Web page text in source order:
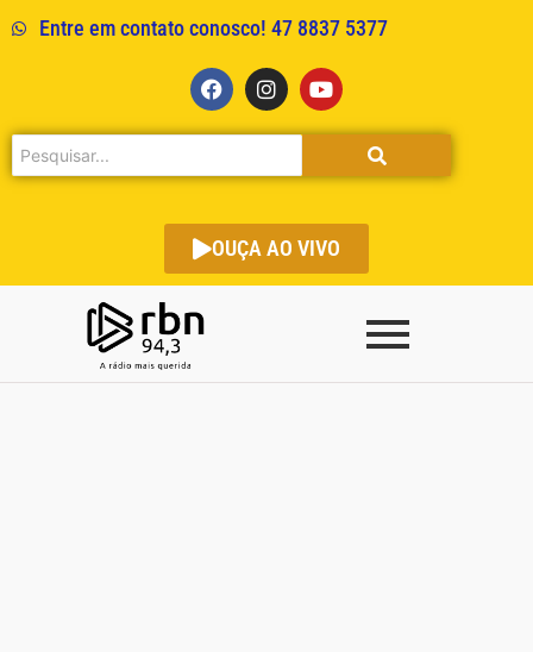
Entre em contato conosco! 47 8837 5377
OUÇA AO VIVO